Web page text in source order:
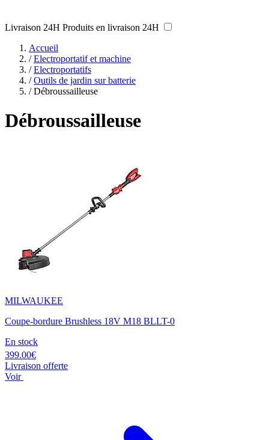
Livraison 24H Produits en livraison 24H
Accueil
/ Electroportatif et machine
/ Electroportatifs
/ Outils de jardin sur batterie
/ Débroussailleuse
Débroussailleuse
MILWAUKEE
Coupe-bordure Brushless 18V M18 BLLT-0
En stock
399.00€
Livraison offerte
Voir